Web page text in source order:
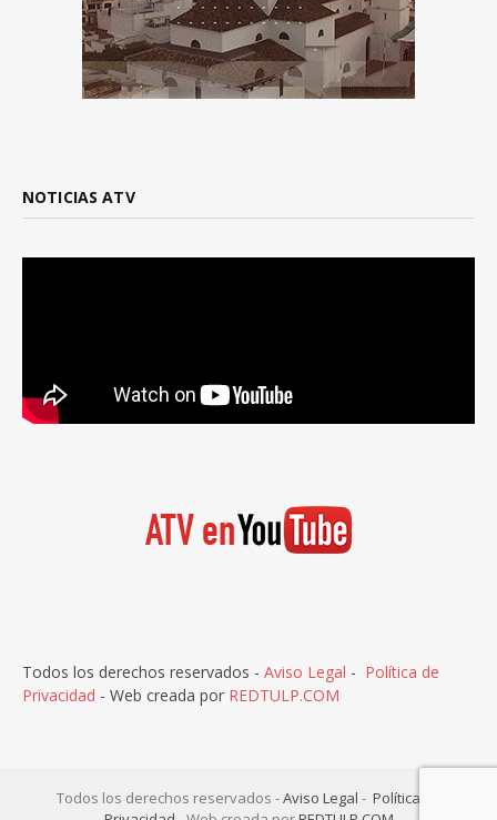
NOTICIAS ATV
Todos los derechos reservados - Aviso Legal - Política de
Privacidad - Web creada por REDTULP.COM
Todos los derechos reservados -Aviso Legal - Política de